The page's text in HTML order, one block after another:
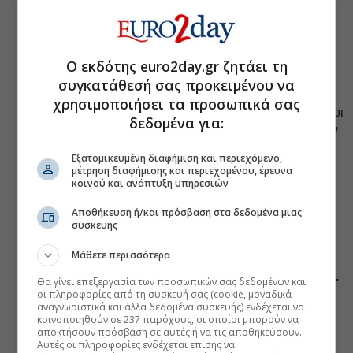
Επιπλέον, θα υπάρχει δυνατότητα αναζήτησης όλων
των εν ισχύι εγκυκλίων. Η υποχρέωση θα τεθεί σε
νόμου.
Ψηφιακή ενημέρωση ωραρίων υπηρεσιών στην
ιστοσελίδα του Υπουργείου - Οργανισμού. Συχνά οι
πολίτες δεν γνωρίζουν το ωράριο της υπηρεσίας στην
πληροφορίες που είναι αναρτημένες είναι
λανθασμένες. Με το σχέδιο νόμου θεσπίζεται
δημόσιων υπηρεσιών, εντός τριών μηνών από τη
δημοσίευση του νόμου. Διαφορετικά, θα επιβάλλονται
κυρώσεις.
Ενιαίο όργανο εξέτασης ενστάσεων των πολιτών.
Παρατηρείται το φαινόμενο, κατά τόπους όργανα να
ερμηνεύουν διαφορετικά τον νόμο, όταν εξετάζουν
ενδικοφανείς προσφυγές των πολιτών. Στο εξής θα
δημιουργηθεί κεντρικό όργανο ανά φορέα για να
Ο εκδότης euro2day.gr ζητάει τη
συγκατάθεσή σας προκειμένου να
χρησιμοποιήσει τα προσωπικά σας
δεδομένα για:
Εξατομικευμένη διαφήμιση και περιεχόμενο,
μέτρηση διαφήμισης και περιεχομένου, έρευνα
κοινού και ανάπτυξη υπηρεσιών
Αποθήκευση ή/και πρόσβαση στα δεδομένα μιας
συσκευής
Μάθετε περισσότερα
Θα γίνει επεξεργασία των προσωπικών σας δεδομένων και
οι πληροφορίες από τη συσκευή σας (cookie, μοναδικά
αναγνωριστικά και άλλα δεδομένα συσκευής) ενδέχεται να
κοινοποιηθούν σε 237 παρόχους, οι οποίοι μπορούν να
αποκτήσουν πρόσβαση σε αυτές ή να τις αποθηκεύσουν.
Αυτές οι πληροφορίες ενδέχεται επίσης να